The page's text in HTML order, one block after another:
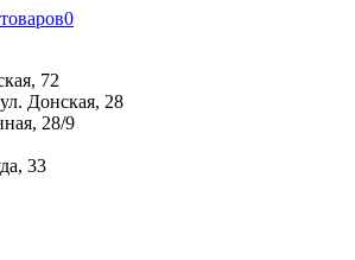
0
72
Донская, 28
28/9
33